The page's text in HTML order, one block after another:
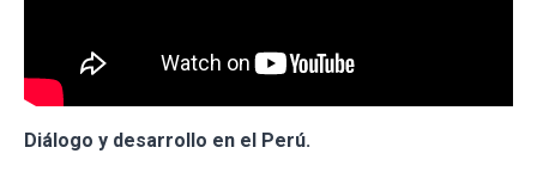
Diálogo y desarrollo en el Perú.